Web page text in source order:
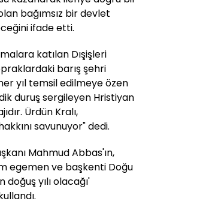
bağımsız bir devlet
ifade etti.
katılan Dışişleri
barış şehri
yıl temsil edilmeye özen
duruş sergileyen Hristiyan
Ürdün Kralı,
savunuyor" dedi.
Mahmud Abbas'ın,
egemen ve başkenti Doğu
doğuş yılı olacağı'